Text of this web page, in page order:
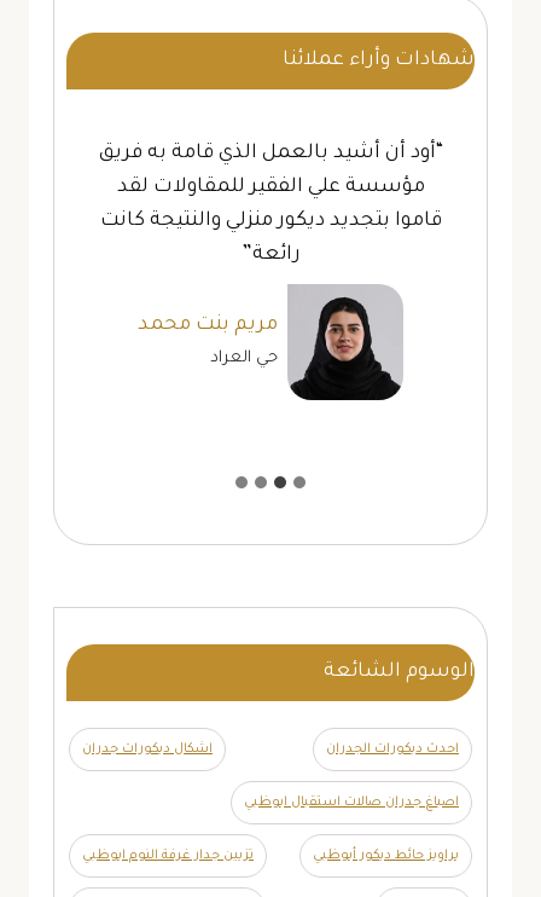
شهادات وأراء عملائنا
“أود أن أشيد بالعمل الذي قامة به فريق
مؤسسة علي الفقير للمقاولات لقد
قاموا بتجديد ديكور منزلي والنتيجة كانت
رائعة”
مريم بنت محمد
حي العراد
الوسوم الشائعة
احدث ديكورات الجدران اشكال ديكورات جدران
اصباغ جدران صالات استقبال ابوظبي
براويز حائط ديكور أبوظبي تزيين جدار غرفة النوم ابوظبي